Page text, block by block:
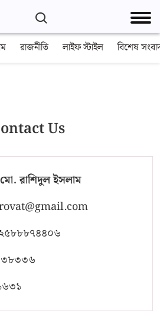
রাজনীতি লাইফ স্টাইল বিশেষ
Us
রাশিদুল ইসলাম
২৫৮৮৮৭৪৪০৬